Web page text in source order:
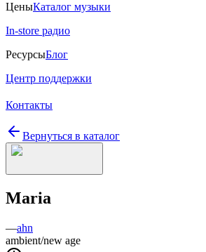
ЦеныКаталог музыки
In-store радио
РесурсыБлог
Центр поддержки
Контакты
Вернуться в каталог
Maria
—ahn
ambient/new age